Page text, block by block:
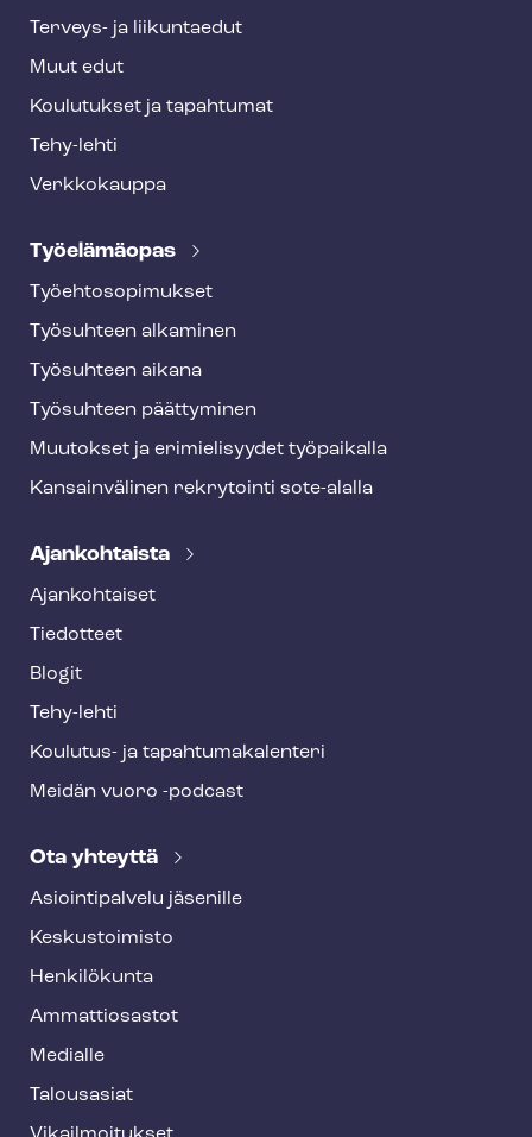
Terveys- ja liikuntaedut
Muut edut
Koulutukset ja tapahtumat
Tehy-lehti
Verkkokauppa
Työelämäopas
Työ­eh­to­so­pi­muk­set
Työsuhteen alkaminen
Työsuhteen aikana
Työsuhteen päättyminen
Muutokset ja erimielisyydet työpaikalla
Kansainvälinen rekrytointi sote-alalla
Ajankohtaista
Ajankohtaiset
Tiedotteet
Blogit
Tehy-lehti
Koulutus- ja ta­pah­tu­ma­ka­len­te­ri
Meidän vuoro -podcast
Ota yhteyttä
Asioin­ti­pal­ve­lu jäsenille
Keskustoimisto
Henkilökunta
Ammattiosastot
Medialle
Talousasiat